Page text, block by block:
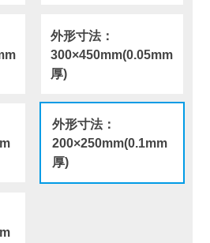
外形寸法：
300×450mm(0.05mm
厚)
外形寸法：
200×250mm(0.1mm
厚)